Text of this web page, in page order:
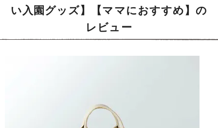
い入園グッズ】【ママにおすすめ】の
レビュー